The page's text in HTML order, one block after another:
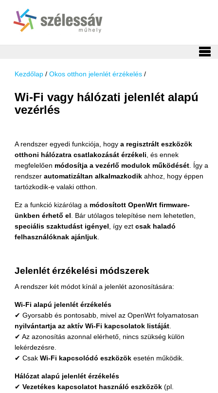
Kezdőlap / Okos otthon jelenlét érzékelés /
Wi-Fi vagy hálózati jelenlét alapú
vezérlés
A rendszer egyedi funkciója, hogy a regisztrált eszközök
otthoni hálózatra csatlakozását érzékeli , és ennek
megfelelően módosítja a vezérlő modulok működését . Így a
rendszer automatizáltan alkalmazkodik ahhoz, hogy éppen
tartózkodik-e valaki otthon.
Ez a funkció kizárólag a módosított OpenWrt firmware-
ünkben érhető el . Bár utólagos telepítése nem lehetetlen,
speciális szaktudást igényel , így ezt csak haladó
felhasználóknak ajánljuk
Jelenlét érzékelési módszerek
A rendszer két módot kínál a jelenlét azonosítására:
Wi-Fi alapú jelenlét érzékelés
✔ Gyorsabb és pontosabb, mivel az OpenWrt folyamatosan
nyilvántartja az aktív Wi-Fi kapcsolatok listáját
✔ Az azonosítás azonnal elérhető, nincs szükség külön
lekérdezésre.
✔ Csak Wi-Fi kapcsolódó eszközök esetén működik.
Hálózat alapú jelenlét érzékelés
✔ Vezetékes kapcsolatot használó eszközök (pl.